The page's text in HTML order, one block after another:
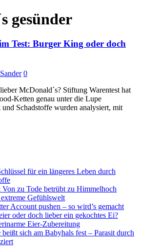
gesünder
Test: Burger King oder doch
0
McDonald´s? Stiftung Warentest hat
Ketten genau unter die Lupe
und Schadstoffe wurden analysiert, mit
für ein längeres Leben durch
zu Tode betrübt zu Himmelhoch
Gefühlswelt
Account pushen – so wird’s gemacht
oder doch lieber ein gekochtes Ei?
Eier-Zubereitung
sich am Babyhals fest – Parasit durch